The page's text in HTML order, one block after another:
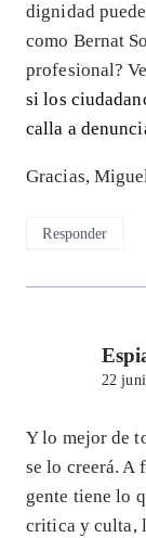
dignidad
como Bernat
profesional?
si los
calla a
Gracias,
Responder
22
Y lo mejor de
se lo creerá. A
gente tiene lo
critica y culta,